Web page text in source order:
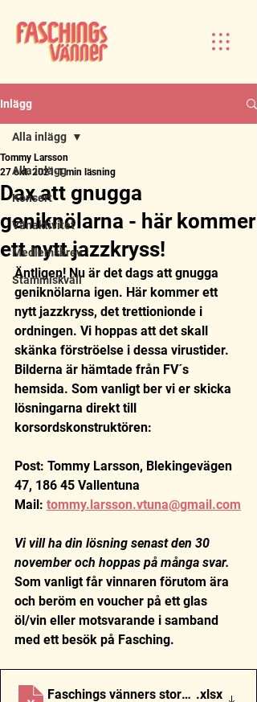
Inlägg
Alla inlägg
Konsert
Vänaktivitet
Medlemsbrev
Stammiskväll
Alla inlägg
Dax att gnugga
geniknölarna - här kommer
ett nytt jazzkryss!
Tommy Larsson
27 okt. 2021 1 min läsning
Äntligen! Nu är det dags att gnugga
geniknölarna igen. Här kommer ett
nytt jazzkryss, det trettionionde i
ordningen. Vi hoppas att det skall
skänka förströelse i dessa virustider.
Bilderna är hämtade från FV´s
hemsida. Som vanligt ber vi er skicka
lösningarna direkt till
korsordskonstruktören:
Post: Tommy Larsson, Blekingevägen
47, 186 45 Vallentuna
Mail: tommy.larsson.vtuna@gmail.com
Vi vill ha din lösning senast den 30
november och hoppas på många svar.
Som vanligt får vinnaren förutom ära
och beröm en voucher på ett glas
öl/vin eller motsvarande i samband
med ett besök på Fasching.
Faschings vänners stora jazzkryss
.xlsx